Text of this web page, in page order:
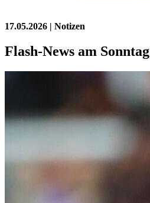
17.05.2026 | Notizen
Flash-News am Sonntag